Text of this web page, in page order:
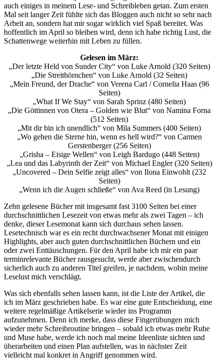
auch einiges in meinem Lese- und Schreibleben getan. Zum ersten
Mal seit langer Zeit fühlte sich das Bloggen auch nicht so sehr nach
Arbeit an, sondern hat mir sogar wirklich viel Spaß bereitet. Was
hoffentlich im April so bleiben wird, denn ich habe richtig Lust, die
Schattenwege weiterhin mit Leben zu füllen.
Gelesen im März:
„Der letzte Held von Sunder City“ von Luke Arnold (320 Seiten)
„Die Streithörnchen“ von Luke Arnold (32 Seiten)
„Mein Freund, der Drache“ von Verena Carl / Cornelia Haas (96
Seiten)
„What If We Stay“ von Sarah Sprinz (480 Seiten)
„Die Göttinnen von Otera – Golden wie Blut“ von Namina Forna
(512 Seiten)
„Mit dir bin ich unendlich“ von Mila Summers (400 Seiten)
„Wo gehen die Sterne hin, wenn es hell wird?“ von Carmen
Gerstenberger (256 Seiten)
„Grisha – Eisige Wellen“ von Leigh Bardugo (448 Seiten)
„Lea und das Labyrinth der Zeit“ von Michael Engler (320 Seiten)
„Uncovered – Dein Selfie zeigt alles“ von Ilona Einwohlt (232
Seiten)
„Wenn ich die Augen schließe“ von Ava Reed (in Lesung)
Zehn gelesene Bücher mit insgesamt fast 3100 Seiten bei einer
durchschnittlichen Lesezeit von etwas mehr als zwei Tagen – ich
denke, dieser Lesemonat kann sich durchaus sehen lassen.
Lesetechnisch war es ein recht durchwachsener Monat mit einigen
Highlights, aber auch guten durchschnittlichen Büchern und ein
oder zwei Enttäuschungen. Für den April habe ich mir ein paar
terminrelevante Bücher rausgesucht, werde aber zwischendurch
sicherlich auch zu anderen Titel greifen, je nachdem, wohin meine
Leselust mich verschlägt.
Was sich ebenfalls sehen lassen kann, ist die Liste der Artikel, die
ich im März geschrieben habe. Es war eine gute Entscheidung, eine
weitere regelmäßige Artikelserie wieder ins Programm
aufzunehmen. Denn ich merke, dass diese Fingerübungen mich
wieder mehr Schreibroutine bringen – sobald ich etwas mehr Ruhe
und Muse habe, werde ich noch mal meine Ideenliste sichten und
überarbeiten und einen Plan aufstellen, was in nächster Zeit
vielleicht mal konkret in Angriff genommen wird.